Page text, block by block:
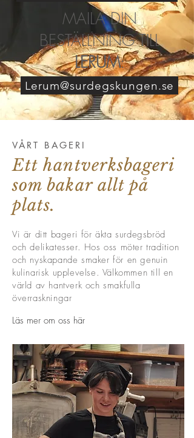
MAILA DIN
BESTÄLLNING TILL
LERUM:
Lerum@surdegskungen.se
VÅRT BAGERI
Ett hantverksbageri
som bakar allt på
plats.
Vi är ditt bageri för äkta surdegsbröd
och delikatesser. Hos oss möter tradition
och nyskapande smaker för en genuin
kulinarisk upplevelse. Välkommen till en
värld av hantverk och smakfulla
överraskningar
Läs mer om oss här